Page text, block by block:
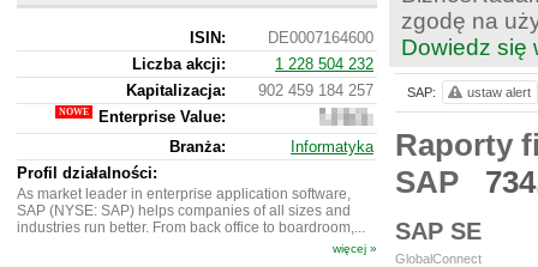
zgodę na
Dowiedz się
Raporty
SAP
SAP SE
GlobalConnect
SAP: ustaw alert
ISIN:
DE0007164600
Liczba akcji:
1 228 504 232
Kapitalizacja:
902 459 184 257
Enterprise Value:
894
798
315
Branża:
Informatyka
Profil działalności:
As market leader in enterprise application software,
SAP (NYSE: SAP) helps companies of all sizes and
industries run better. From back office to boardroom,...
więcej »